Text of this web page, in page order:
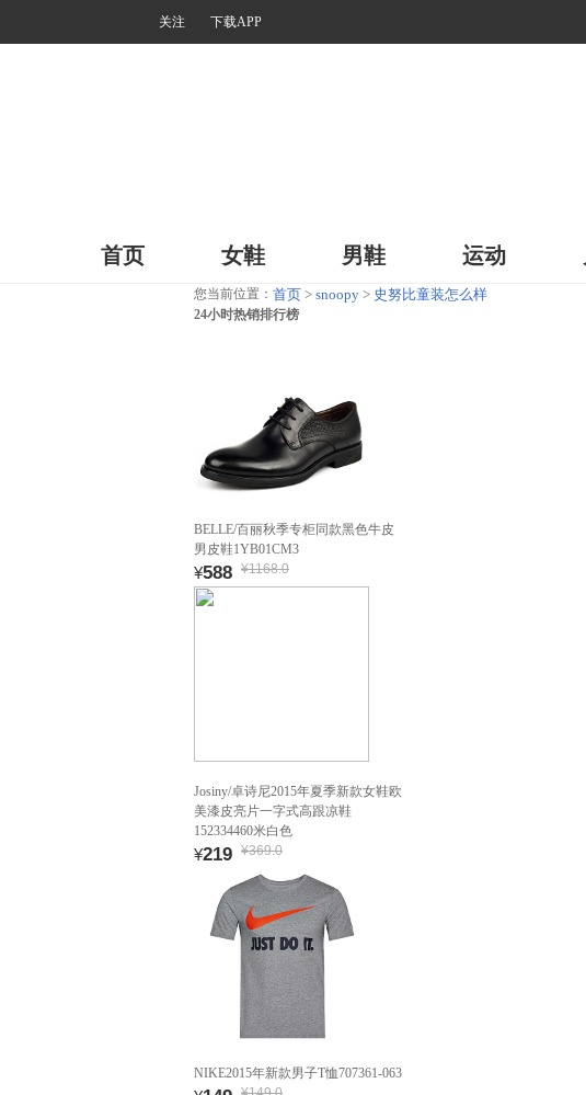
关注 下载APP
首页 女鞋 男鞋 运动
您当前位置： 首页 > snoopy > 史努比童装怎么样
24小时热销排行榜
BELLE/百丽秋季专柜同款黑色牛皮
男皮鞋1YB01CM3
¥588 ¥1168.0
Josiny/卓诗尼2015年夏季新款女鞋欧
美漆皮亮片一字式高跟凉鞋
152334460米白色
¥219 ¥369.0
NIKE2015年新款男子T恤707361-063